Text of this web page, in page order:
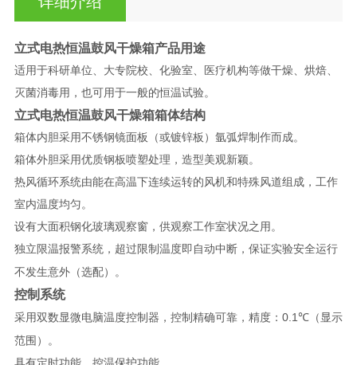
立式电热恒温鼓风干燥箱产品用途
适用于科研单位、大专院校、化验室、医疗机构等做干燥、烘焙、
灭菌消毒用，也可用于一般的恒温试验。
立式电热恒温鼓风干燥箱箱体结构
箱体内胆采用不锈钢镜面板（或镀锌板）氩弧焊制作而成。
箱体外胆采用优质钢板喷塑处理，造型美观新颖。
热风循环系统由能在高温下连续运转的风机和特殊风道组成，工作
室内温度均匀。
设有大面积钢化玻璃观察窗，供观察工作室状况之用。
独立限温报警系统，超过限制温度即自动中断，保证实验安全运行
不发生意外（选配） 。
控制系统
采用双数显微电脑温度控制器，控制精确可靠，精度： 0.1℃（ 显示
范围 ）
。